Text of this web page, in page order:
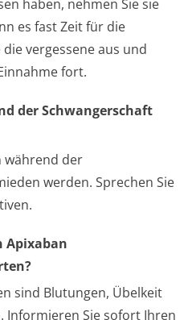
haben, nehmen Sie sie
es fast Zeit für die
vergessene aus und
fort.
der Schwangerschaft
während der
werden. Sprechen Sie
Apixaban
sind Blutungen, Übelkeit
Informieren Sie sofort Ihren